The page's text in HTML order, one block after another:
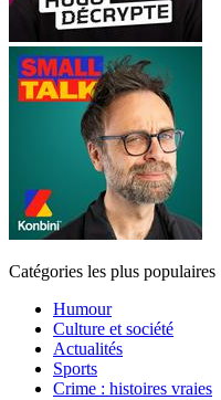
Catégories les plus populaires
Humour
Culture et société
Actualités
Sports
Crime : histoires vraies